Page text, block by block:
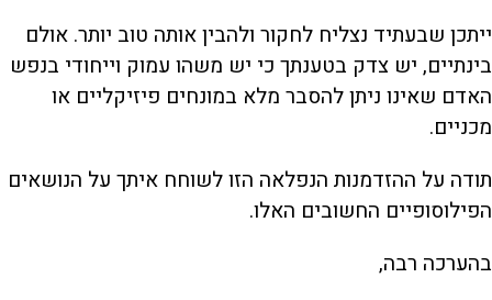
ייתכן שבעתיד נצליח לחקור ולהבין אותה טוב יותר. אולם
בינתיים, יש צדק בטענתך כי יש משהו עמוק וייחודי בנפש
האדם שאינו ניתן להסבר מלא במונחים פיזיקליים או
מכניים.
תודה על ההזדמנות הנפלאה הזו לשוחח איתך על הנושאים
הפילוסופיים החשובים האלו.
בהערכה רבה,